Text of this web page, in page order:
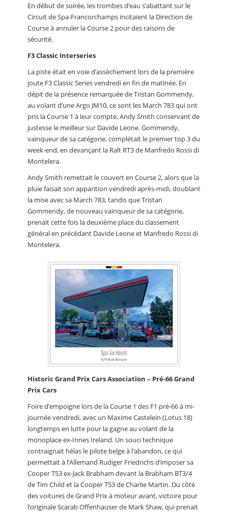
En début de soirée, les trombes d’eau s’abattant sur le
Circuit de Spa-Francorchamps incitaient la Direction de
Course à annuler la Course 2 pour des raisons de
sécurité.
F3 Classic Interseries
La piste était en voie d’assèchement lors de la première
joute F3 Classic Series vendredi en fin de matinée. En
dépit de la présence remarquée de Tristan Gommendy,
au volant d’une Argo JM10, ce sont les March 783 qui ont
pris la Course 1 à leur compte, Andy Smith conservant de
justesse le meilleur sur Davide Leone. Gommendy,
vainqueur de sa catégorie, complétait le premier top 3 du
week-end, en devançant la Ralt RT3 de Manfredo Rossi di
Montelera.
Andy Smith remettait le couvert en Course 2, alors que la
pluie faisait son apparition vendredi après-midi, doublant
la mise avec sa March 783, tandis que Tristan
Gommendy, de nouveau vainqueur de sa catégorie,
prenait cette fois la deuxième place du classement
général en précédant Davide Leone et Manfredo Rossi di
Montelera.
Historic Grand Prix Cars Association – Pré-66 Grand
Prix Cars
Foire d’empoigne lors de la Course 1 des F1 pré-66 à mi-
journée vendredi, avec un Maxime Castelein (Lotus 18)
longtemps en lutte pour la gagne au volant de la
monoplace ex-Innes Ireland. Un souci technique
contraignait hélas le pilote belge à l’abandon, ce qui
permettait à l’Allemand Rudiger Friedrichs d’imposer sa
Cooper T53 ex-Jack Brabham devant la Brabham BT3/4
de Tim Child et la Cooper T53 de Charlie Martin. Du côté
des voitures de Grand Prix à moteur avant, victoire pour
l’originale Scarab Offenhauser de Mark Shaw, qui prenait